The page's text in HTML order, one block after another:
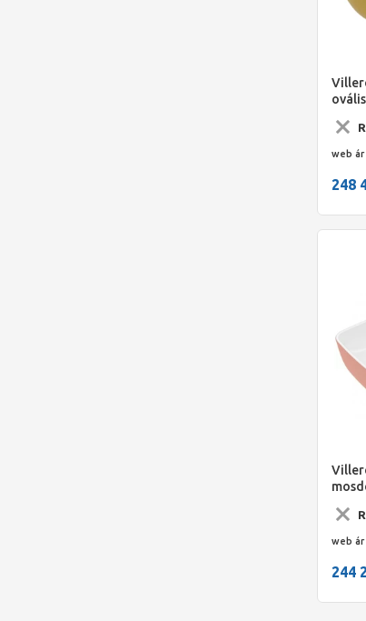
web ár
248
web ár
244